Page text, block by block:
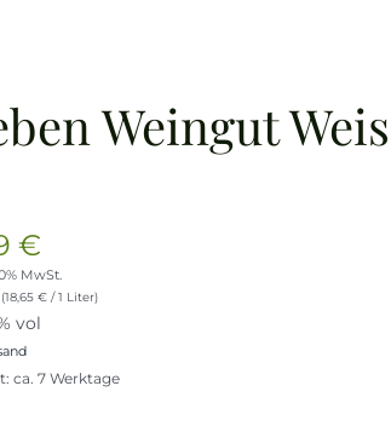
Weingut
€
MwSt.
18,65 €/ 1 Liter)
vol
ca. 7 Werktage